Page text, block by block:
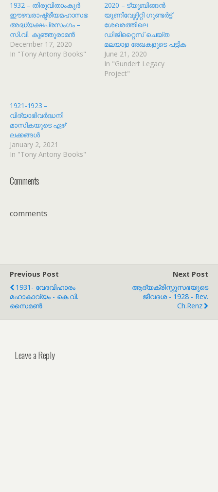
1932 – തിരുവിതാംകൂർ
ഈഴവരാഷ്ട്രീയമഹാസഭ
അദ്ധ്യക്ഷപ്രസംഗം –
സി.വി. കുഞ്ഞുരാമൻ
December 17, 2020
In "Tony Antony Books"
2020 – ട്യൂബിങ്ങൻ
യൂണിവേഴ്സിറ്റി ഗുണ്ടർട്ട്
ശേഖരത്തിലെ
ഡിജിറ്റൈസ് ചെയ്ത
മലയാള രേഖകളുടെ പട്ടിക
June 21, 2020
In "Gundert Legacy
Project"
1921-1923 –
വിദ്യാഭിവർദ്ധനി
മാസികയുടെ ഏഴ്
ലക്കങ്ങൾ
January 2, 2021
In "Tony Antony Books"
Comments
comments
Previous Post
1931- വേദവിഹാരം
മഹാകാവ്യം - കെ.വി.
സൈമൺ
Next Post
ആദ്യക്രിസ്തുസഭയുടെ
ജീവദശ - 1928 - Rev.
Ch.Renz
Leave a Reply